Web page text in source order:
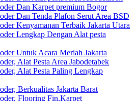
Dan Karpet premium Bogor
Dan Tenda Plafon Serut Area BSD
Kenyamanan Terbaik Jakarta Utara
Lengkap Dengan Alat pesta
Untuk Acara Meriah Jakarta
Alat Pesta Area Jabodetabek
Alat Pesta Paling Lengkap
Berkualitas Jakarta Barat
Flooring Fin,Karpet